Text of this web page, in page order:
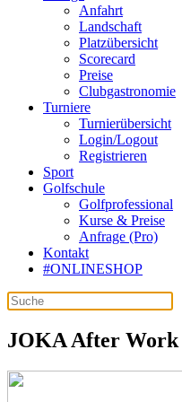
Anfahrt
Landschaft
Platzübersicht
Scorecard
Preise
Clubgastronomie
Turniere
Turnierübersicht
Login/Logout
Registrieren
Sport
Golfschule
Golfprofessional
Kurse & Preise
Anfrage (Pro)
Kontakt
#ONLINESHOP
JOKA After Work